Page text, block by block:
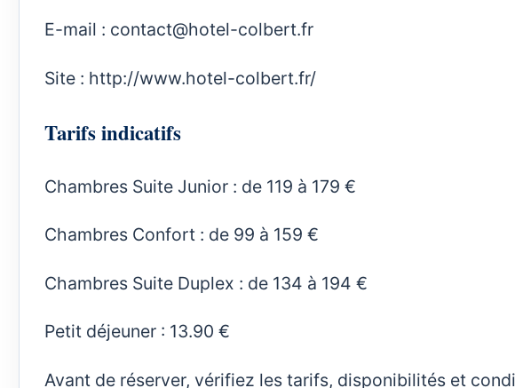
E-mail : contact@hotel-colbert.fr
Site : http://www.hotel-colbert.fr/
Tarifs indicatifs
Chambres Suite Junior : de 119 à 179 €
Chambres Confort : de 99 à 159 €
Chambres Suite Duplex : de 134 à 194 €
Petit déjeuner : 13.90 €
Avant de réserver, vérifiez les tarifs, disponibilités et